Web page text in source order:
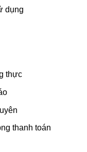
dụng
thực
thanh toán